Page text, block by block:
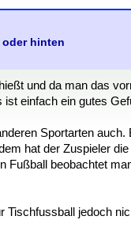
hinten
und da man das
einfach ein gutes
Sportarten
hat der Zuspieler
Fußball beobachtet
Tischfussball jedoch